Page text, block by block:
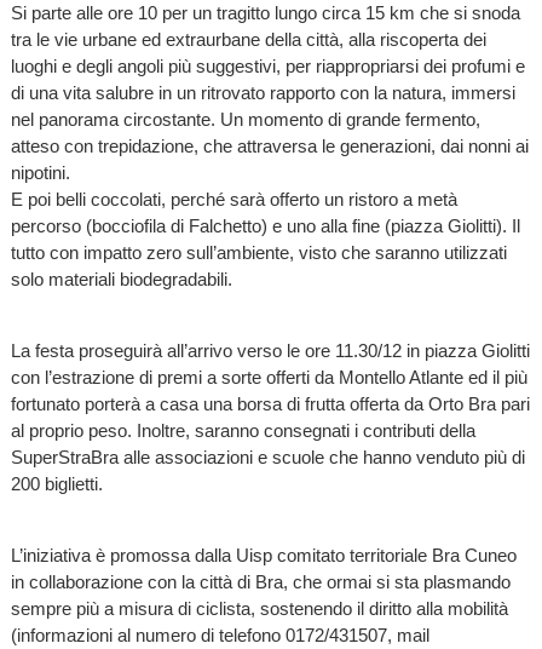
Si parte alle ore 10 per un tragitto lungo circa 15 km che si snoda
tra le vie urbane ed extraurbane della città, alla riscoperta dei
luoghi e degli angoli più suggestivi, per riappropriarsi dei profumi e
di una vita salubre in un ritrovato rapporto con la natura, immersi
nel panorama circostante. Un momento di grande fermento,
atteso con trepidazione, che attraversa le generazioni, dai nonni ai
nipotini.
E poi belli coccolati, perché sarà offerto un ristoro a metà
percorso (bocciofila di Falchetto) e uno alla fine (piazza Giolitti). Il
tutto con impatto zero sull’ambiente, visto che saranno utilizzati
solo materiali biodegradabili.
La festa proseguirà all’arrivo verso le ore 11.30/12 in piazza Giolitti
con l’estrazione di premi a sorte offerti da Montello Atlante ed il più
fortunato porterà a casa una borsa di frutta offerta da Orto Bra pari
al proprio peso. Inoltre, saranno consegnati i contributi della
SuperStraBra alle associazioni e scuole che hanno venduto più di
200 biglietti.
L’iniziativa è promossa dalla Uisp comitato territoriale Bra Cuneo
in collaborazione con la città di Bra, che ormai si sta plasmando
sempre più a misura di ciclista, sostenendo il diritto alla mobilità
(informazioni al numero di telefono 0172/431507, mail